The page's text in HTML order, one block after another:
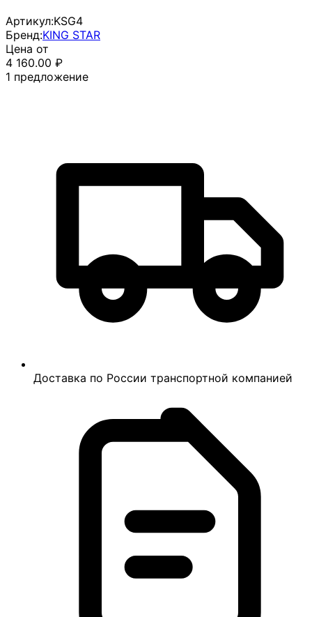
Артикул:KSG4
Бренд:KING STAR
Цена от
4 160.00 ₽
1 предложение
Доставка по России транспортной компанией